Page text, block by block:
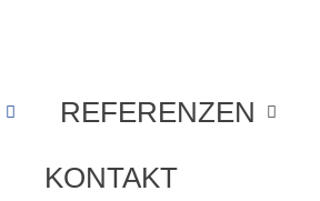
REFERENZEN
KONTAKT